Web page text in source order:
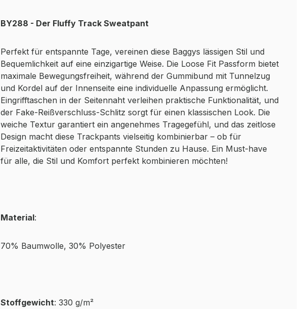
BY288 - Der Fluffy Track Sweatpant
Perfekt für entspannte Tage, vereinen diese Baggys lässigen Stil und
Bequemlichkeit auf eine einzigartige Weise. Die Loose Fit Passform bietet
maximale Bewegungsfreiheit, während der Gummibund mit Tunnelzug
und Kordel auf der Innenseite eine individuelle Anpassung ermöglicht.
Eingrifftaschen in der Seitennaht verleihen praktische Funktionalität, und
der Fake-Reißverschluss-Schlitz sorgt für einen klassischen Look. Die
weiche Textur garantiert ein angenehmes Tragegefühl, und das zeitlose
Design macht diese Trackpants vielseitig kombinierbar – ob für
Freizeitaktivitäten oder entspannte Stunden zu Hause. Ein Must-have
für alle, die Stil und Komfort perfekt kombinieren möchten!
Material:
70% Baumwolle, 30% Polyester
Stoffgewicht: 330 g/m²